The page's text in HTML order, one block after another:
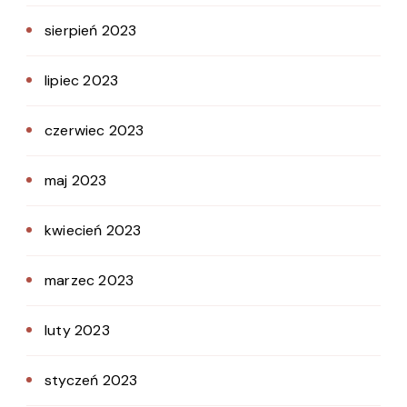
sierpień 2023
lipiec 2023
czerwiec 2023
maj 2023
kwiecień 2023
marzec 2023
luty 2023
styczeń 2023